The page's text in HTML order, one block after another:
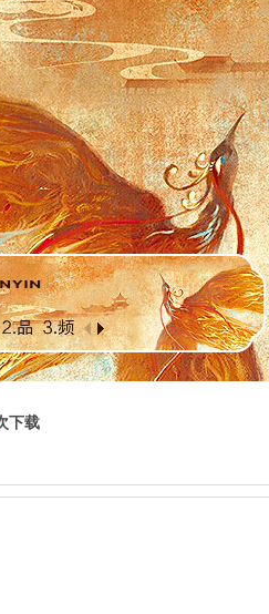
下载